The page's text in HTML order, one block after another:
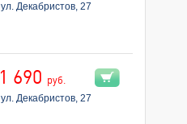
ул. Декабристов, 27
1 690 руб.
ул. Декабристов, 27